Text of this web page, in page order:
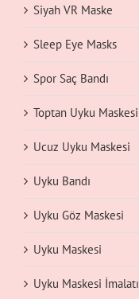
Siyah VR Maske
Sleep Eye Masks
Spor Saç Bandı
Toptan Uyku Maskesi
Ucuz Uyku Maskesi
Uyku Bandı
Uyku Göz Maskesi
Uyku Maskesi
Uyku Maskesi İmalatı